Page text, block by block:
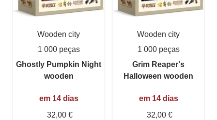
Wooden city
1 000 peças
Ghostly Pumpkin Night
wooden
em 14 dias
32,00 €
Wooden city
1 000 peças
Grim Reaper's
Halloween wooden
em 14 dias
32,00 €